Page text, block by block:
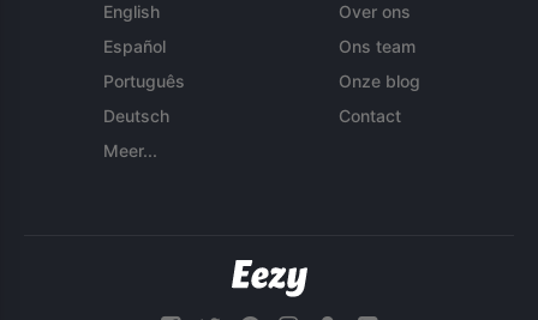
English
Español
Português
Deutsch
Meer...
Over ons
Ons team
Onze blog
Contact